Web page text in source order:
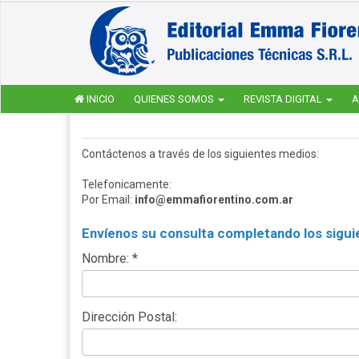
INICIO QUIENES SOMOS REVISTA DIGITAL
Contáctenos a través de los siguientes medios:
Telefonicamente:
Por Email: info@emmafiorentino.com.ar
Envíenos su consulta completando los
Nombre: *
Dirección Postal: